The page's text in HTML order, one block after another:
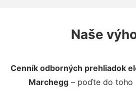
Naše
Cenník odborných prehliadok
Marchegg – poďte do toho